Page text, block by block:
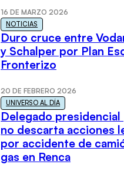
16 DE MARZO 2026
NOTICIAS
Duro cruce entre
y Schalper por Plan
Fronterizo
20 DE FEBRERO 2026
UNIVERSO AL DÍA
Delegado presidencial
no descarta acciones
por accidente de
gas en Renca